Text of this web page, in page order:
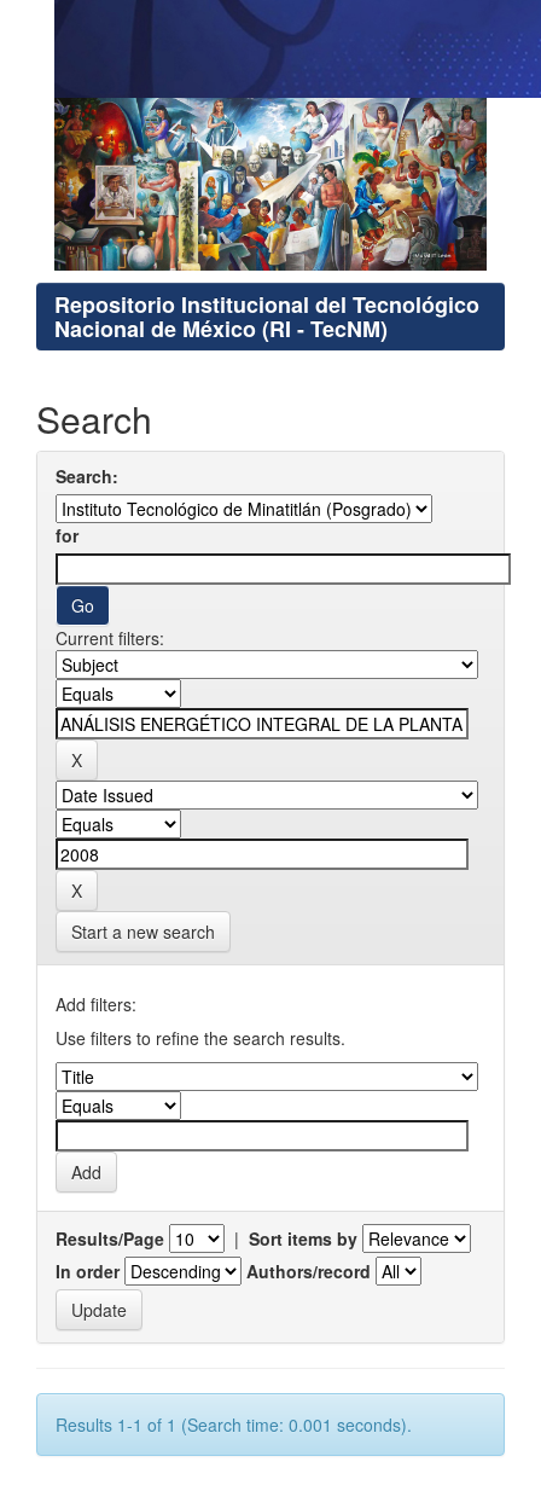
Repositorio Institucional del Tecnológico
Nacional de México (RI - TecNM)
Search
Search:
for
Current filters:
Start a new search
Add filters:
Use filters to refine the search results.
Results/Page | Sort items by
In order
Authors/record
Results 1-1 of 1 (Search time: 0.001 seconds).